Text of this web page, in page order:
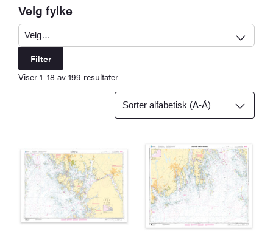
Velg fylke
Filter
Viser 1–18 av 199 resultater